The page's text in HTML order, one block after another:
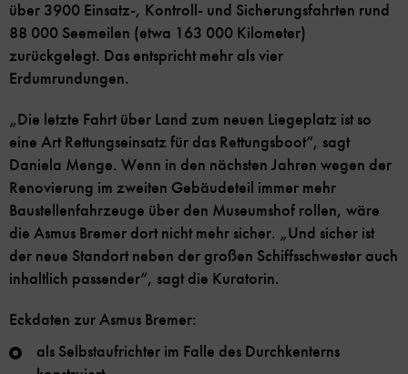
über 3900 Einsatz-, Kontroll- und Sicherungsfahrten rund
88 000 Seemeilen (etwa 163 000 Kilometer)
zurückgelegt. Das entspricht mehr als vier
Erdumrundungen.
„Die letzte Fahrt über Land zum neuen Liegeplatz ist so
eine Art Rettungseinsatz für das Rettungsboot“, sagt
Daniela Menge. Wenn in den nächsten Jahren wegen der
Renovierung im zweiten Gebäudeteil immer mehr
Baustellenfahrzeuge über den Museumshof rollen, wäre
die Asmus Bremer dort nicht mehr sicher. „Und sicher ist
der neue Standort neben der großen Schiffsschwester auch
inhaltlich passender“, sagt die Kuratorin.
Eckdaten zur Asmus Bremer:
als Selbstaufrichter im Falle des Durchkenterns